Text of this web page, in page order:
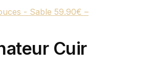
- Sable 59.90€ –
Cuir